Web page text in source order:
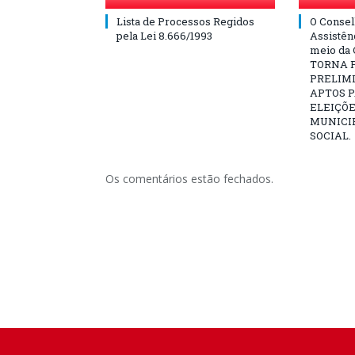
Lista de Processos Regidos
pela Lei 8.666/1993
O
meio da
TORNA
APTOS
SOCIAL.
Os comentários estão fechados.